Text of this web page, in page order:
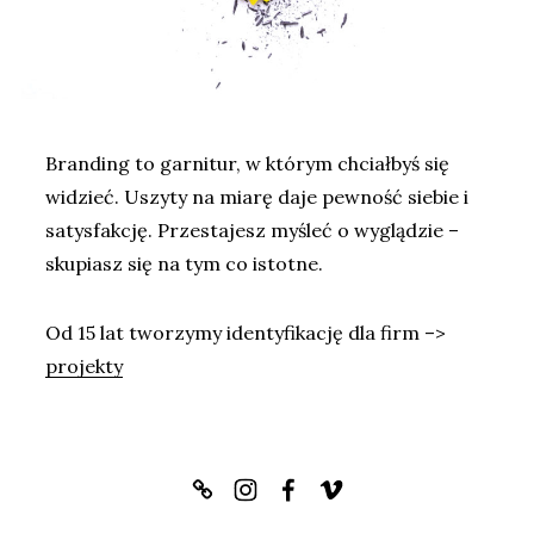
Branding to garnitur, w którym chciałbyś się
widzieć. Uszyty na miarę daje pewność siebie i
satysfakcję. Przestajesz myśleć o wyglądzie –
skupiasz się na tym co istotne.
Od 15 lat tworzymy identyfikację dla firm –>
projekty